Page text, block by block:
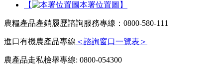
【
本署位置圖】
農糧產品產銷履歷諮詢服務專線：0800-580-111
進口有機農產品專線 ＜諮詢窗口一覽表＞
農產品走私檢舉專線: 0800-054300